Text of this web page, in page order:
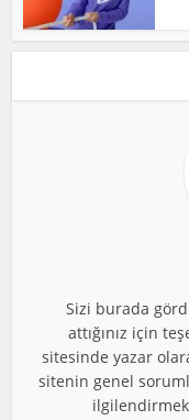
Sizi burada
attığınız için
sitesinde yazar
sitenin genel